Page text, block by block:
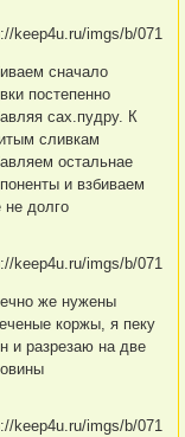
сначало
постепенно
сах.пудру. К
сливкам
остальнае
и взбиваем
не долго
же нужены
коржы, я пеку
и разрезаю на две